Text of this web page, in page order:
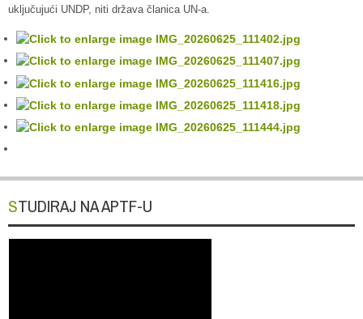
uključujući UNDP, niti država članica UN-a.
STUDIRAJ NA APTF-U